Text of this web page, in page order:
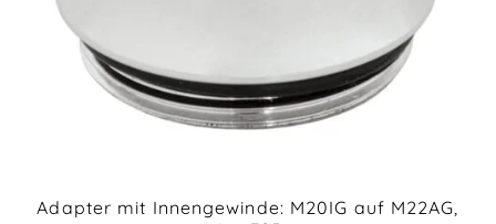
Adapter mit Innengewinde: M20IG auf M22AG,